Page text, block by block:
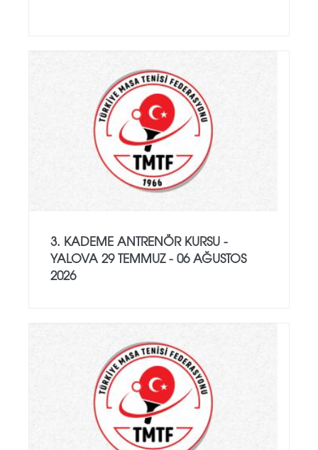
3. KADEME ANTRENÖR KURSU -
YALOVA 29 TEMMUZ - 06 AĞUSTOS
2026